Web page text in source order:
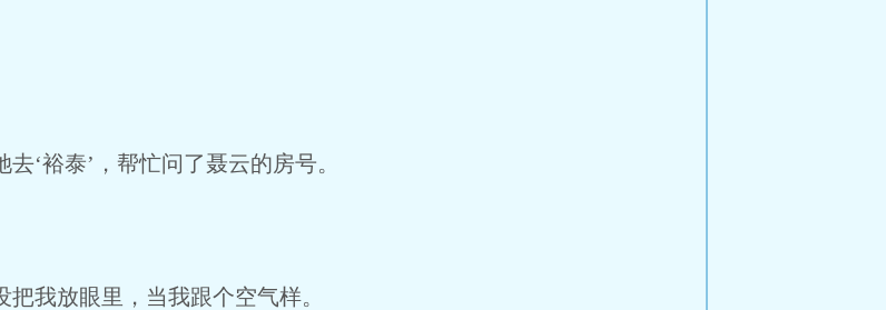
‘裕泰’，帮忙问了聂云的房号。
我放眼里，当我跟个空气样。